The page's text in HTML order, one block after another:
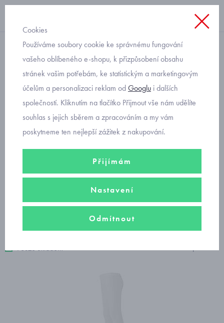
dětské punčocháčky
punčocháčky bambusové
Dopřejte miminkům pohodlíčko v heboučkých punčocháčích z
bambusové viskózy.
Filtry
Seřadit podle
Doporučujeme
Nejprodávanější
Od nejlevnějšího
Od nejdražšího
Pouze skladem
Cookies
Používáme soubory cookie ke správnému fungování
vašeho oblíbeného e-shopu, k přizpůsobení obsahu
stránek vašim potřebám, ke statistickým a marketingovým
účelům a personalizaci reklam odGooglu i dalších
společností. Kliknutím na tlačítko Přijmout vše nám udělíte
souhlas s jejich sběrem a zpracováním a my vám
poskytneme ten nejlepší zážitek z nakupování.
Přijímám
Nastavení
Odmítnout